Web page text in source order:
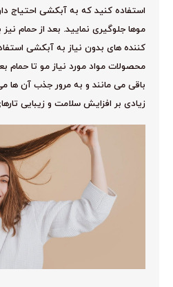
استفاده کنید که به آبکشی احتیاج
موها جلوگیری نمایید. بعد از حمام
کننده های بدون نیاز به آبکشی
محصولات مواد مورد نیاز مو تا حمام
باقی می مانند و به مرور جذب آن ها
زیادی بر افزایش سلامت و زیبایی